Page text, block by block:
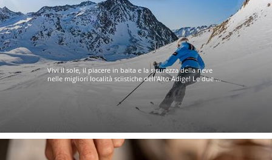
Vivi il sole, il piacere in baita e la sicurezza della neve
nelle migliori località sciistiche dell'Alto Adige! Le due ...